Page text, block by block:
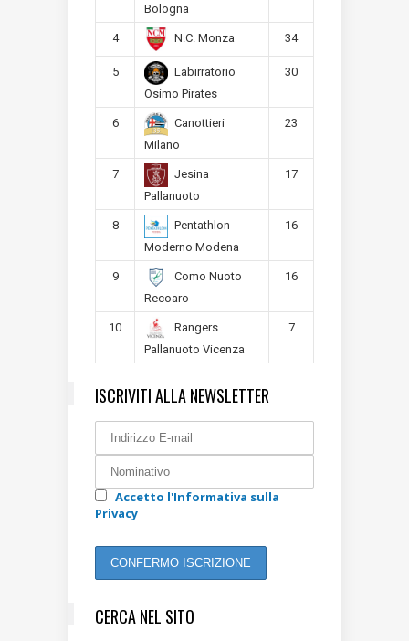
Bologna
4 N.C. Monza 34
5
Labirratorio
Osimo Pirates
30
6
Canottieri
Milano
23
7
Jesina
Pallanuoto
17
8
Pentathlon
Moderno Modena
16
9
Como Nuoto
Recoaro
16
10
Rangers
Pallanuoto Vicenza
7
ISCRIVITI ALLA NEWSLETTER
Accetto l'Informativa sulla
Privacy
CERCA NEL SITO